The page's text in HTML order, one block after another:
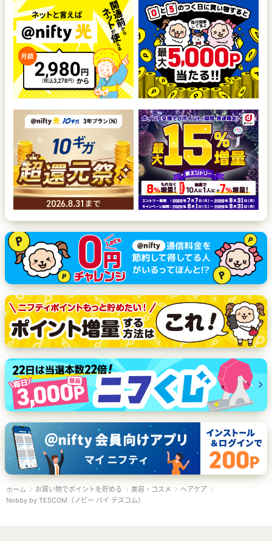
ホーム お買い物でポイントを貯める 美容・コスメ
ヘアケア
Nobby by TESCOM（ノビー バイ テスコム）